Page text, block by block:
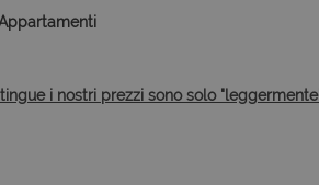
i nostri prezzi sono solo